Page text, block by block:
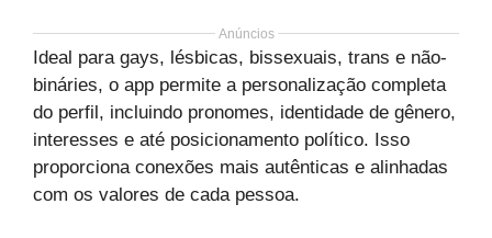
Anúncios
Ideal para gays, lésbicas, bissexuais, trans e não-
bináries, o app permite a personalização completa
do perfil, incluindo pronomes, identidade de gênero,
interesses e até posicionamento político. Isso
proporciona conexões mais autênticas e alinhadas
com os valores de cada pessoa.